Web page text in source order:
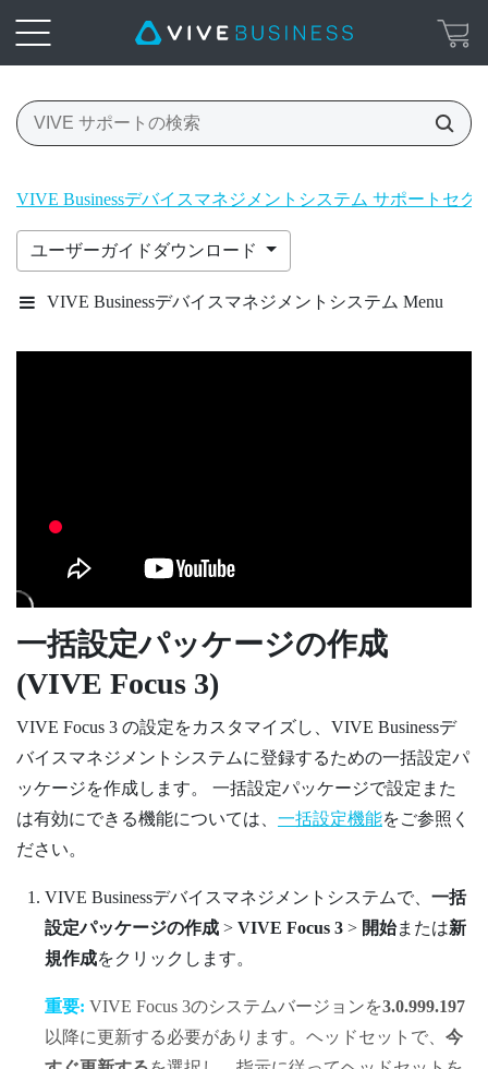
VIVE Businessデバイスマネジメントシステム サポートセク
ユーザーガイドダウンロード
VIVE Businessデバイスマネジメントシステム Menu
一括設定パッケージの作成
(VIVE Focus 3)
VIVE Focus 3 の設定をカスタマイズし、 VIVE Businessデ
バイスマネジメントシステムに登録するための一括設定パ
ッケージを作成します。 一括設定パッケージで設定また
は有効にできる機能については、 一括設定機能をご参照く
ださい。
VIVE Businessデバイスマネジメントシステムで、 一括
設定パッケージの作成> VIVE Focus 3> 開始または新
規作成をクリックします。
重要: VIVE Focus3のシステムバージョンを3.0.999.197
以降に更新する必要があります。ヘッドセットで、 今